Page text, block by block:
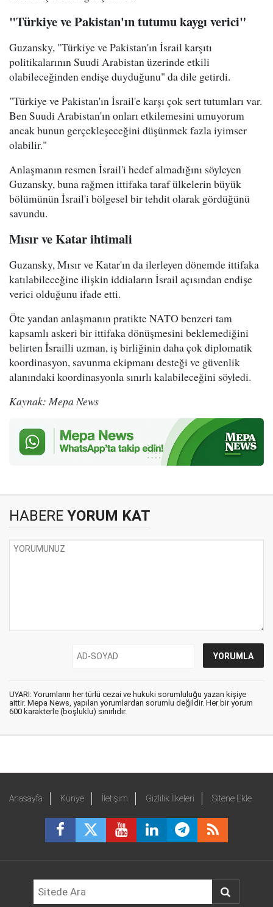
"Türkiye ve Pakistan'ın tutumu kaygı verici"
Guzansky, "Türkiye ve Pakistan'ın İsrail karşıtı
politikalarının Suudi Arabistan üzerinde etkili
olabileceğinden endişe duyduğunu" da dile getirdi.
"Türkiye ve Pakistan'ın İsrail'e karşı çok sert tutumları var.
Ben Suudi Arabistan'ın onları etkilemesini umuyorum
ancak bunun gerçekleşeceğini düşünmek fazla iyimser
olabilir."
Anlaşmanın resmen İsrail'i hedef almadığını söyleyen
Guzansky, buna rağmen ittifaka taraf ülkelerin büyük
bölümünün İsrail'i bölgesel bir tehdit olarak gördüğünü
savundu.
Mısır ve Katar ihtimali
Guzansky, Mısır ve Katar'ın da ilerleyen dönemde ittifaka
katılabileceğine ilişkin iddiaların İsrail açısından endişe
verici olduğunu ifade etti.
Öte yandan anlaşmanın pratikte NATO benzeri tam
kapsamlı askeri bir ittifaka dönüşmesini beklemediğini
belirten İsrailli uzman, iş birliğinin daha çok diplomatik
koordinasyon, savunma ekipmanı desteği ve güvenlik
alanındaki koordinasyonla sınırlı kalabileceğini söyledi.
Kaynak: Mepa News
HABERE YORUM KAT
UYARI: Yorumların her türlü cezai ve hukuki sorumluluğu yazan kişiye
aittir. Mepa News, yapılan yorumlardan sorumlu değildir. Her bir yorum
600 karakterle (boşluklu) sınırlıdır.
Anasayfa Künye İletişim Gizlilik İlkeleri Sitene Ekle